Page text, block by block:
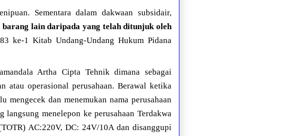
Sementara dalam dakwaan subsidair,
barang lain daripada yang telah ditunjuk oleh
ke-1 Kitab Undang-Undang Hukum Pidana
Artha Cipta Tehnik dimana sebagai
atau operasional perusahaan. Berawal ketika
dan menemukan nama perusahaan
menelepon ke perusahaan Terdakwa
AC:220V, DC: 24V/10A dan disanggupi